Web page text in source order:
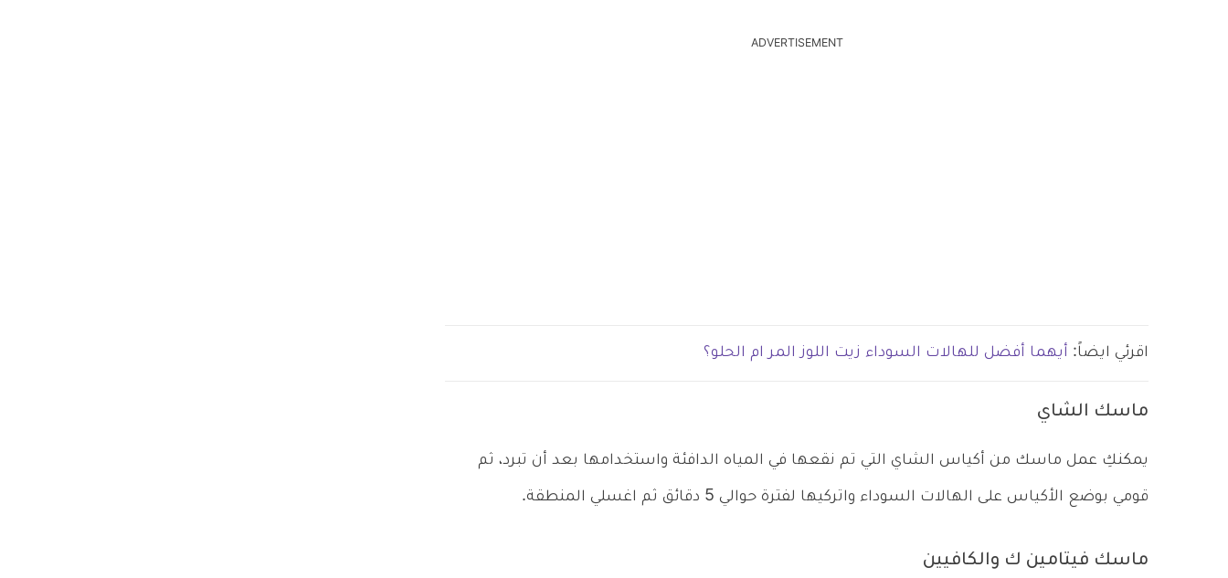
ADVERTISEMENT
اقرئي ايضاً: أيهما أفضل للهالات السوداء زيت اللوز المر ام الحلو؟
ماسك الشاي
يمكنكِ عمل ماسك من أكياس الشاي التي تم نقعها في المياه الدافئة واستخدامها بعد أن تبرد، ثم
قومي بوضع الأكياس على الهالات السوداء واتركيها لفترة حوالي 5 دقائق ثم اغسلي المنطقة.
ماسك فيتامين ك والكافيين